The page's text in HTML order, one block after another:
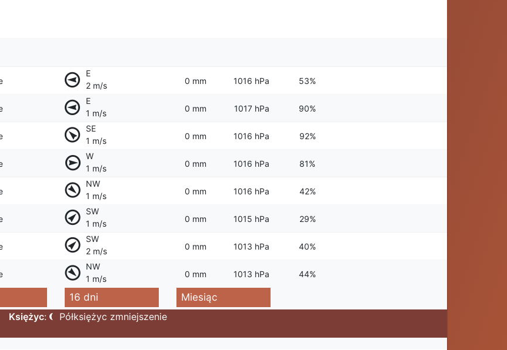
E
2 m/s
0 mm 1016 hPa 53%
E
1 m/s
0 mm 1017 hPa 90%
SE
1 m/s
0 mm 1016 hPa 92%
W
1 m/s
0 mm 1016 hPa 81%
NW
1 m/s
0 mm 1016 hPa 42%
SW
1 m/s
0 mm 1015 hPa 29%
SW
2 m/s
0 mm 1013 hPa 40%
NW
1 m/s
0 mm 1013 hPa 44%
16 dni
Miesiąc
Księżyc: Półksiężyc zmniejszenie